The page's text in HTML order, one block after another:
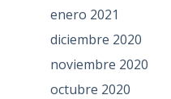
enero 2021
diciembre 2020
noviembre 2020
octubre 2020